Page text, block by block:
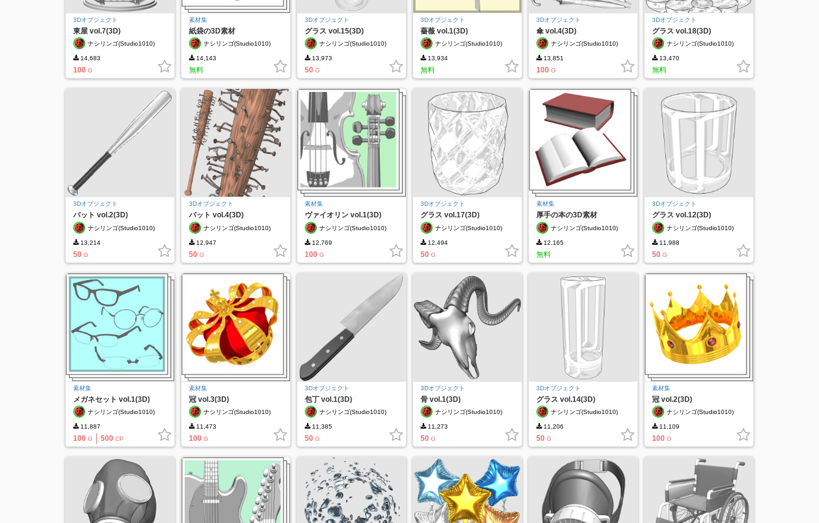
3Dオブジェクト
東屋 vol.7(3D)
ナシリンゴ(Studio1010)
14,683
100 G
素材集
紙袋の3D素材
ナシリンゴ(Studio1010)
14,143
無料
3Dオブジェクト
グラス vol.15(3D)
ナシリンゴ(Studio1010)
13,973
50 G
3Dオブジェクト
薔薇 vol.1(3D)
ナシリンゴ(Studio1010)
13,934
無料
3Dオブジェクト
傘 vol.4(3D)
ナシリンゴ(Studio1010)
13,851
100 G
3Dオブジェクト
グラス vol.18(3D)
ナシリンゴ(Studio1010)
13,470
無料
3Dオブジェクト
バット vol.2(3D)
ナシリンゴ(Studio1010)
13,214
50 G
3Dオブジェクト
バット vol.4(3D)
ナシリンゴ(Studio1010)
12,947
50 G
素材集
ヴァイオリン vol.1(3D)
ナシリンゴ(Studio1010)
12,769
100 G
3Dオブジェクト
グラス vol.17(3D)
ナシリンゴ(Studio1010)
12,494
50 G
素材集
厚手の本の3D素材
ナシリンゴ(Studio1010)
12,165
無料
3Dオブジェクト
グラス vol.12(3D)
ナシリンゴ(Studio1010)
11,988
50 G
素材集
メガネセット vol.1(3D)
ナシリンゴ(Studio1010)
11,887
100 G 500 CP
素材集
冠 vol.3(3D)
ナシリンゴ(Studio1010)
11,473
100 G
3Dオブジェクト
包丁 vol.1(3D)
ナシリンゴ(Studio1010)
11,385
50 G
3Dオブジェクト
骨 vol.1(3D)
ナシリンゴ(Studio1010)
11,273
50 G
3Dオブジェクト
グラス vol.14(3D)
ナシリンゴ(Studio1010)
11,206
50 G
素材集
冠 vol.2(3D)
ナシリンゴ(Studio1010)
11,109
100 G